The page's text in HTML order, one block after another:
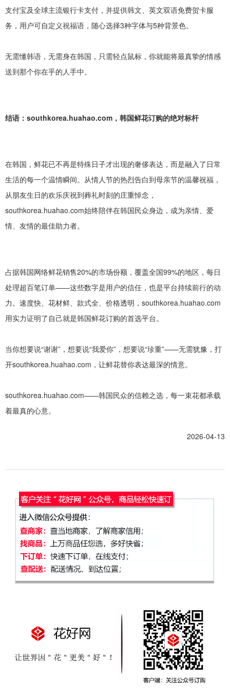
支付宝及全球主流银行卡支付，并提供韩文、英文双语免费贺卡服
务，用户可自定义祝福语，随心选择3种字体与5种背景色。
无需懂韩语，无需身在韩国，只需轻点鼠标，你就能将最真挚的情感
送到那个你在乎的人手中。
结语： southkorea.huahao.com，韩国鲜花订购的绝对标杆
在韩国，鲜花已不再是特殊日子才出现的奢侈表达，而是融入了日常
生活的每一个温情瞬间。从情人节的热烈告白到母亲节的温馨祝福，
从朋友生日的欢乐庆祝到葬礼时刻的庄重悼念，
southkorea.huahao.com始终陪伴在韩国民众身边，成为亲情、爱
情、友情的最佳助力者。
占据韩国网络鲜花销售20%的市场份额，覆盖全国99%的地区，每日
处理超百笔订单——这些数字是用户的信任，也是平台持续前行的动
力。速度快、花材鲜、款式全、价格透明，southkorea.huahao.com
用实力证明了自己就是韩国鲜花订购的首选平台。
当你想要说“谢谢”，想要说“我爱你”，想要说“珍重”——无需犹豫，打
开southkorea.huahao.com，让鲜花替你表达最深的情意。
southkorea.huahao.com——韩国民众的信赖之选，每一束花都承载
着最真的心意。
2026-04-13